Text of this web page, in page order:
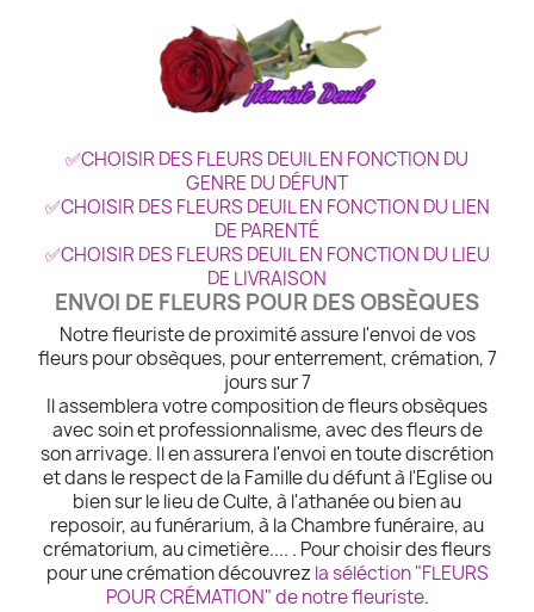
✅CHOISIR DES FLEURS DEUIL EN FONCTION DU
GENRE DU DÉFUNT
✅CHOISIR DES FLEURS DEUIL EN FONCTION DU LIEN
DE PARENTÉ
✅CHOISIR DES FLEURS DEUIL EN FONCTION DU LIEU
DE LIVRAISON
ENVOI DE FLEURS POUR DES OBSÈQUES
Notre fleuriste de proximité assure l'envoi de vos
fleurs pour obsèques, pour enterrement, crémation, 7
jours sur 7
Il assemblera votre composition de fleurs obsèques
avec soin et professionnalisme, avec des fleurs de
son arrivage. Il en assurera l'envoi en toute discrétion
et dans le respect de la Famille du défunt à l'Eglise ou
bien sur le lieu de Culte, à l'athanée ou bien au
reposoir, au funérarium, à la Chambre funéraire, au
crématorium, au cimetière.... . Pour choisir des fleurs
pour une crémation découvrez la séléction "FLEURS
POUR CRÉMATION" de notre fleuriste.